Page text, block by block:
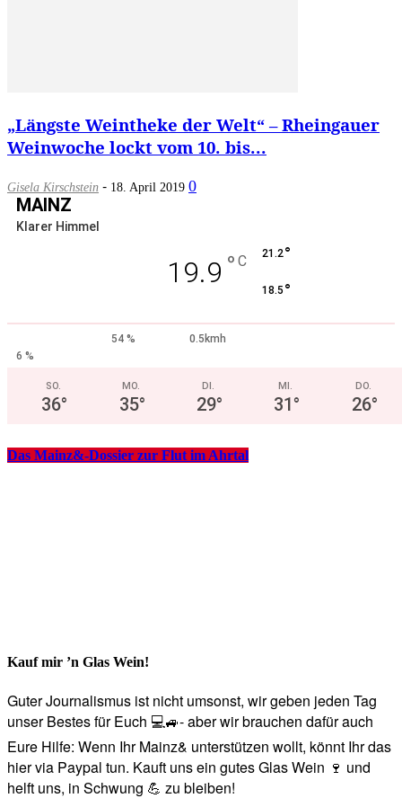
„Längste Weintheke der Welt“ – Rheingauer
Weinwoche lockt vom 10. bis...
Gisela Kirschstein - 18. April 2019 0
MAINZ
Klarer Himmel
19.9 ° C 21.2°
18.5 °
54 %
0.5kmh
6 %
SO.
36°
MO.
35°
DI.
29°
MI.
31°
DO.
26°
Das Mainz&-Dossier zur Flut im Ahrtal
Kauf mir ’n Glas Wein!
Guter Journalismus ist nicht umsonst, wir geben jeden Tag
unser Bestes für Euch 💻🚙- aber wir brauchen dafür auch
Eure Hilfe: Wenn Ihr Mainz& unterstützen wollt, könnt Ihr das
hier via Paypal tun. Kauft uns ein gutes Glas Wein 🍷 und
helft uns, in Schwung 💪 zu bleiben!